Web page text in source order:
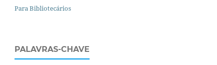
Para Bibliotecários
PALAVRAS-CHAVE